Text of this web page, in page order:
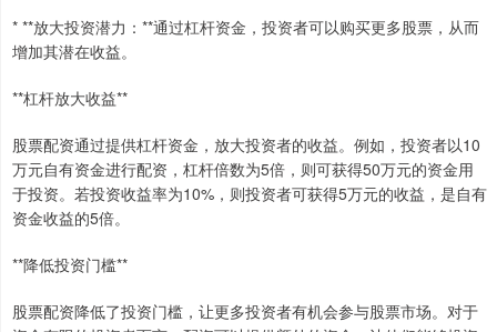
* **放大投资潜力：**通过杠杆资金，投资者可以购买更多股票，从而
增加其潜在收益。
**杠杆放大收益**
股票配资通过提供杠杆资金，放大投资者的收益。例如，投资者以10
万元自有资金进行配资，杠杆倍数为5倍，则可获得50万元的资金用
于投资。若投资收益率为10%，则投资者可获得5万元的收益，是自有
资金收益的5倍。
**降低投资门槛**
股票配资降低了投资门槛，让更多投资者有机会参与股票市场。对于